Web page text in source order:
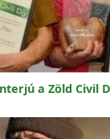
a Zöld Civil